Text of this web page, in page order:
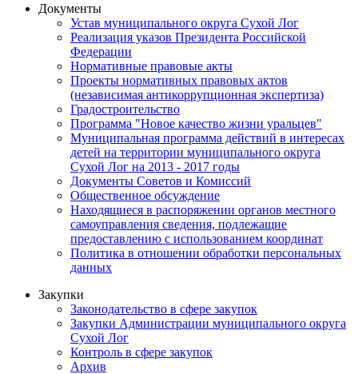
Документы
Устав муниципального округа Сухой Лог
Реализация указов Президента Российской
Федерации
Нормативные правовые акты
Проекты нормативных правовых актов
(независимая антикоррупционная экспертиза)
Градостроительство
Программа "Новое качество жизни уральцев"
Муниципальная программа действий в интересах
детей на территории муниципального округа
Сухой Лог на 2013 - 2017 годы
Документы Советов и Комиссий
Общественное обсуждение
Находящиеся в распоряжении органов местного
самоуправления сведения, подлежащие
предоставлению с использованием координат
Политика в отношении обработки персональных
данных
Закупки
Законодательство в сфере закупок
Закупки Администрации муниципального округа
Сухой Лог
Контроль в сфере закупок
Архив